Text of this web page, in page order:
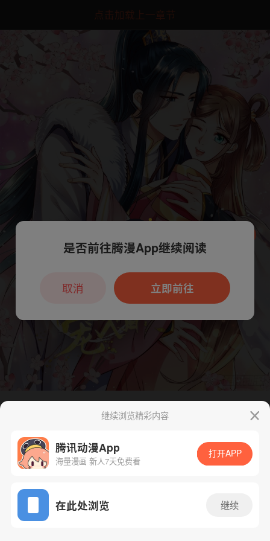
点击加载上一章节
App免费看
腾漫App免费看
继续浏览精彩内容
腾讯动漫App
海量漫画 新人7天免费看
打开APP
在此处浏览 继续
本章节仅支持App阅读，可打开App新用
户7天免费看
是否前往腾漫App继续阅读
立即前往
取消